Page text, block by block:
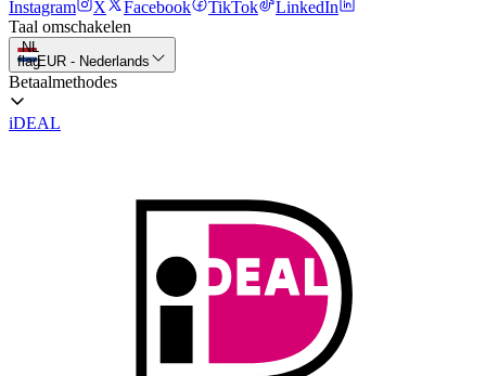
Instagram X Facebook TikTok
LinkedIn
Taal omschakelen
NL
flagEUR- Nederlands
Betaalmethodes
iDEAL